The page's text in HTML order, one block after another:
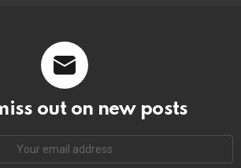
out on new posts